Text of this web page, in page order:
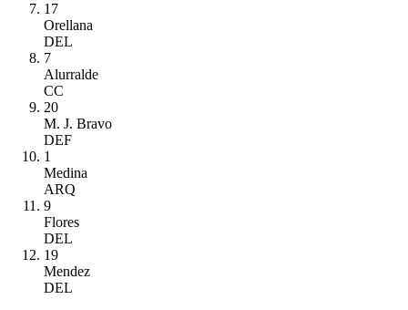
17
Orellana
DEL
7
Alurralde
CC
20
M. J. Bravo
DEF
1
Medina
ARQ
9
Flores
DEL
19
Mendez
DEL